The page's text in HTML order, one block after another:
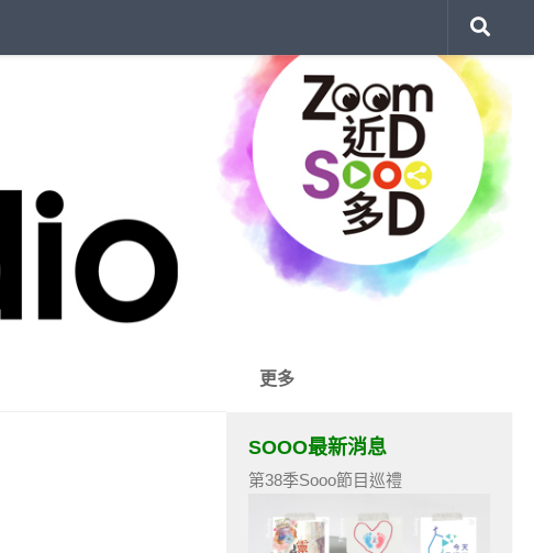
更多
SOOO最新消息
第38季Sooo節目巡禮